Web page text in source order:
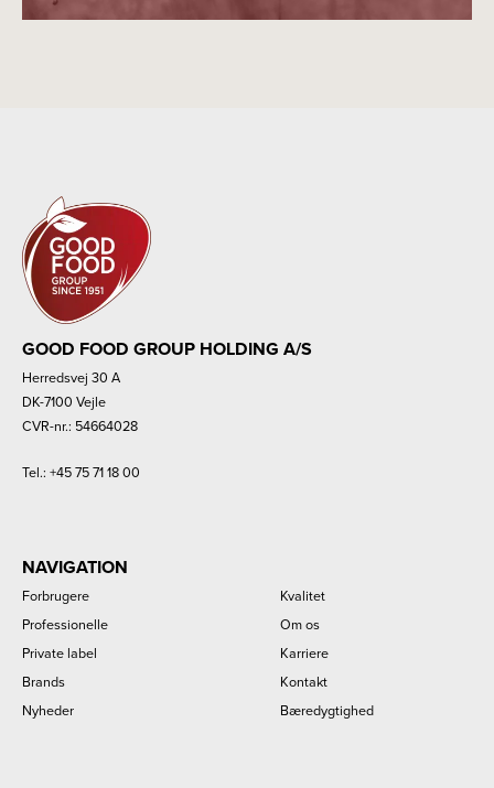
GOOD FOOD GROUP HOLDING A/S
Herredsvej 30 A
DK-7100 Vejle
CVR-nr.: 54664028
Tel.: +45 75 71 18 00
NAVIGATION
Forbrugere
Professionelle
Private label
Brands
Nyheder
Kvalitet
Om os
Karriere
Kontakt
Bæredygtighed